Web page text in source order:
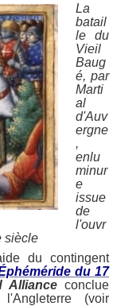
La
batail
le du
Vieil
Baug
é, par
Marti
al
d'Auv
ergne
,
enlu
minur
e
issue
de
l'ouvr
siècle
du contingent
du 17
Alliance conclue
(voir